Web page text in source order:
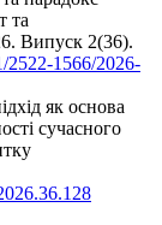
та
Випуск 2(36).
2522-1566/2026-
як основа
сучасного